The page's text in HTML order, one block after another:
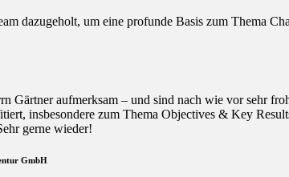
dazugeholt, um eine profunde Basis zum Thema
Gärtner aufmerksam – und sind nach wie vor sehr
insbesondere zum Thema Objectives & Key
gerne wieder!
GmbH